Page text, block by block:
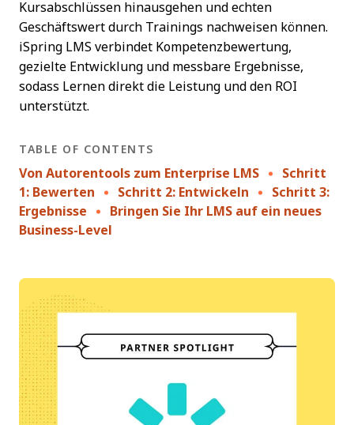
Kursabschlüssen hinausgehen und echten
Geschäftswert durch Trainings nachweisen können.
iSpring LMS verbindet Kompetenzbewertung,
gezielte Entwicklung und messbare Ergebnisse,
sodass Lernen direkt die Leistung und den ROI
unterstützt.
TABLE OF CONTENTS
Von Autorentools zum Enterprise LMS
Schritt
1: Bewerten
Schritt 2: Entwickeln
Schritt 3:
Ergebnisse
Bringen Sie Ihr LMS auf ein neues
Business-Level